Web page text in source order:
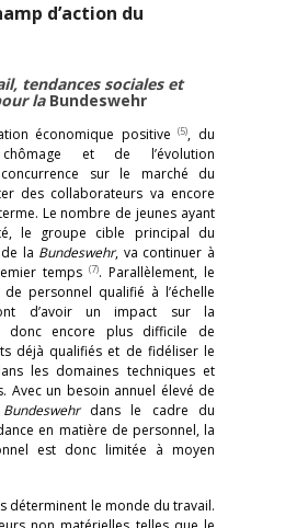
d’action du
tendances sociales et
la Bundeswehr
économique positive(5), du
et de l’évolution
sur le marché du
des collaborateurs va encore
Le nombre de jeunes ayant
le groupe cible principal du
la Bundeswehr, va continuer à
temps (7). Parallèlement, le
personnel qualifié à l’échelle
d’avoir un impact sur la
encore plus difficile de
déjà qualifiés et de fidéliser le
les domaines techniques et
Avec un besoin annuel élevé de
Bundeswehrdans le cadre du
en matière de personnel, la
est donc limitée à moyen
déterminent le monde du travail.